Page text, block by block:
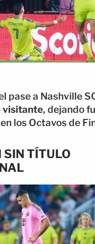
pase a Nashville
visitante, dejando
los Octavos de
TÍTULO